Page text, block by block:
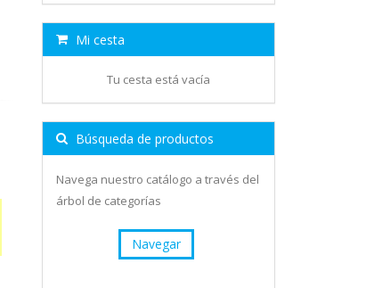
Mi cesta
Tu cesta está vacía
Búsqueda de productos
Navega nuestro catálogo a través del
árbol de categorías
Navegar